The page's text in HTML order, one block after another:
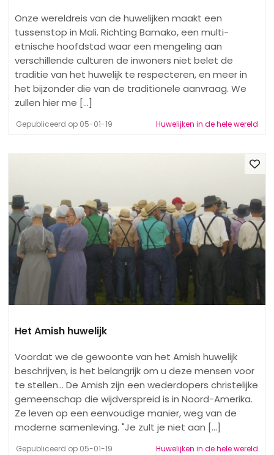
Onze wereldreis van de huwelijken maakt een
tussenstop in Mali. Richting Bamako, een multi-
etnische hoofdstad waar een mengeling aan
verschillende culturen de inwoners niet belet de
traditie van het huwelijk te respecteren, en meer in
het bijzonder die van de traditionele aanvraag. We
zullen hier me [...]
Gepubliceerd op 05-01-19 Huwelijken in de hele wereld
Het Amish huwelijk
Voordat we de gewoonte van het Amish huwelijk
beschrijven, is het belangrijk om u deze mensen voor
te stellen... De Amish zijn een wederdopers christelijke
gemeenschap die wijdverspreid is in Noord-Amerika.
Ze leven op een eenvoudige manier, weg van de
moderne samenleving. "Je zult je niet aan [...]
Gepubliceerd op 05-01-19 Huwelijken in de hele wereld